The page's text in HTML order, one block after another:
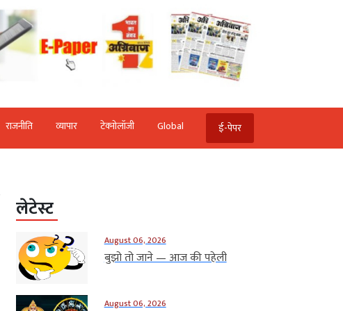
राजनीति व्‍यापार टेक्‍नोलॉजी Global ई-पेपर
लेटेस्ट
August 06, 2026
बुझो तो जाने — आज की पहेली
August 06, 2026